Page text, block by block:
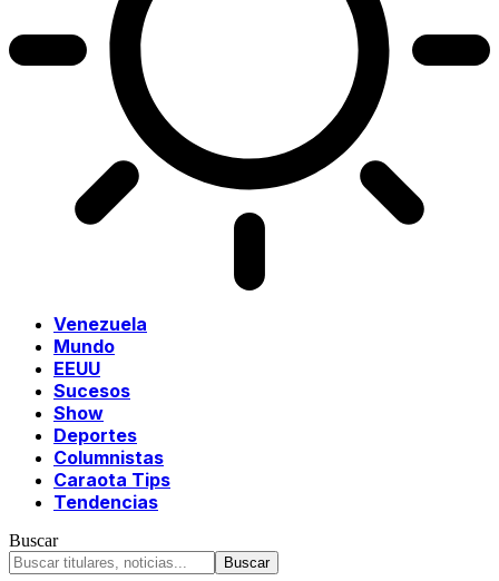
Venezuela
Mundo
EEUU
Sucesos
Show
Deportes
Columnistas
Caraota Tips
Tendencias
Buscar